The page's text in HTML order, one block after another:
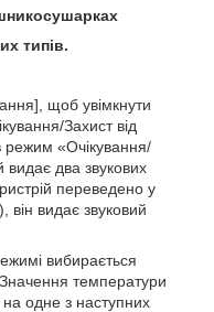
типів.
щоб увімкнути
Захист від
«Очікування/
видає два звукових
переведено у
він видає звуковий
вибирається
температури
одне з наступних